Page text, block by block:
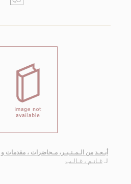
أبـعـد من الـمـنـبـر، مـحاضرات ،
لـ غـانـم ، غـالـب